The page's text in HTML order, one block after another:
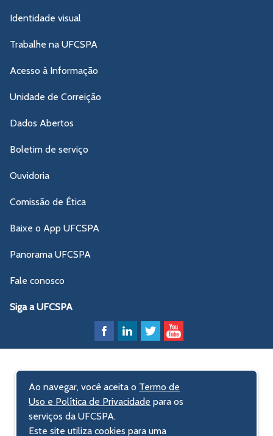
Identidade visual
Trabalhe na UFCSPA
Acesso à Informação
Unidade de Correição
Dados Abertos
Boletim de serviço
Ouvidoria
Comissão de Ética
Baixe o App UFCSPA
Panorama UFCSPA
Fale conosco
Siga a UFCSPA
Ao navegar, você aceita o Termo de
Uso e Política de Privacidade para os
serviços da UFCSPA.
Este site utiliza cookies para uma